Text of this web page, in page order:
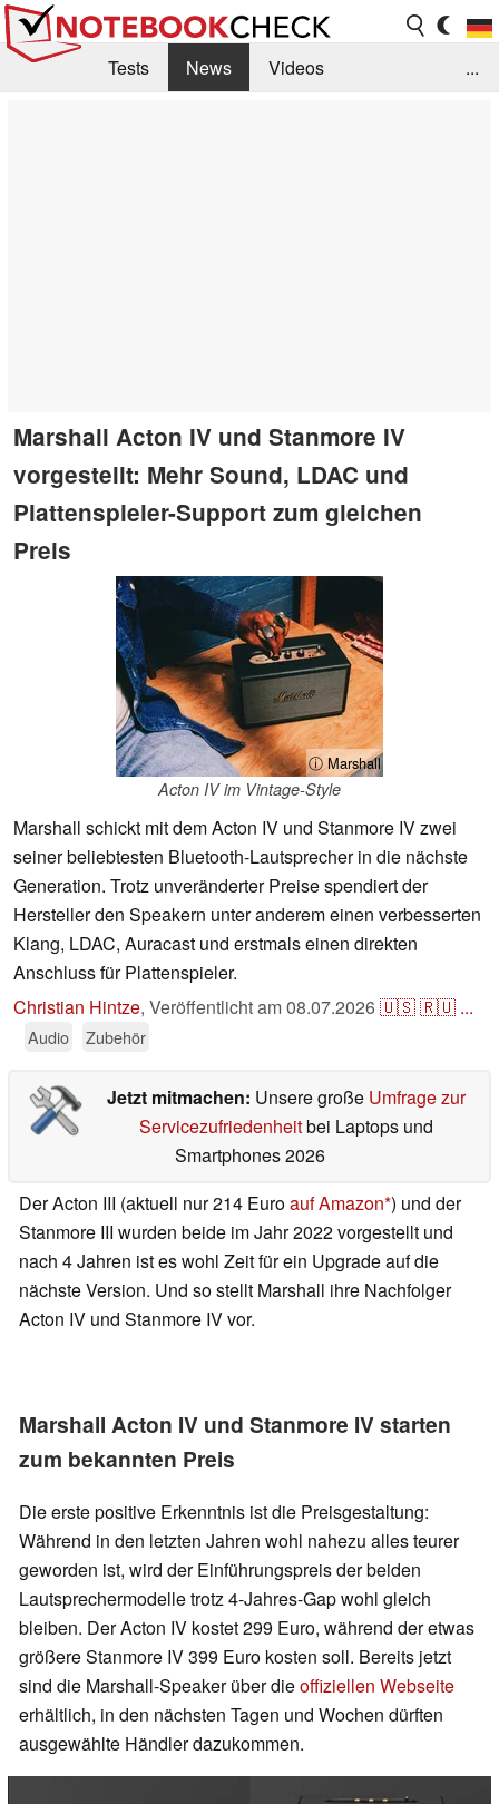
Tests News
Videos
...
Marshall Acton IV und Stanmore IV
vorgestellt: Mehr Sound, LDAC und
Plattenspieler-Support zum gleichen
Preis
ⓘ Marshall
Acton IV im Vintage-Style
Marshall schickt mit dem Acton IV und Stanmore IV zwei
seiner beliebtesten Bluetooth-Lautsprecher in die nächste
Generation. Trotz unveränderter Preise spendiert der
Hersteller den Speakern unter anderem einen verbesserten
Klang, LDAC, Auracast und erstmals einen direkten
Anschluss für Plattenspieler.
Christian Hintze, Veröffentlicht am08.07.2026🇺🇸🇷🇺 ...
Audio Zubehör
Jetzt mitmachen: Unsere große Umfrage zur
Servicezufriedenheitbei Laptops und
Smartphones 2026
Der Acton III (aktuell nur 214 Euroauf Amazon ) und der
Stanmore III wurden beide im Jahr 2022 vorgestellt und
nach 4 Jahren ist es wohl Zeit für ein Upgrade auf die
nächste Version. Und so stellt Marshall ihre Nachfolger
Acton IV und Stanmore IV vor.
Marshall Acton IV und Stanmore IV starten
zum bekannten Preis
Die erste positive Erkenntnis ist die Preisgestaltung:
Während in den letzten Jahren wohl nahezu alles teurer
geworden ist, wird der Einführungspreis der beiden
Lautsprechermodelle trotz 4-Jahres-Gap wohl gleich
bleiben. Der Acton IV kostet 299 Euro, während der etwas
größere Stanmore IV 399 Euro kosten soll. Bereits jetzt
sind die Marshall-Speaker über dieoffiziellen Webseite
erhältlich, in den nächsten Tagen und Wochen dürften
ausgewählte Händler dazukommen.